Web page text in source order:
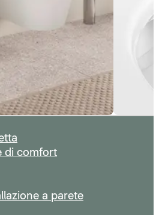
di comfort
a parete